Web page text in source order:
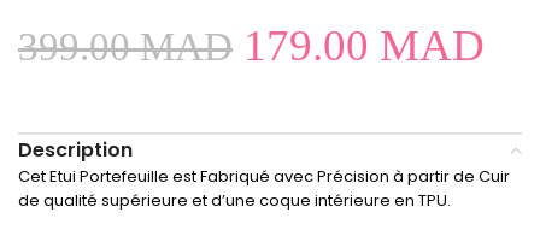
399.00MAD 179.00 MAD
Description
Cet Etui Portefeuille est Fabriqué avec Précision à partir de Cuir
de qualité supérieure et d’une coque intérieure en TPU.